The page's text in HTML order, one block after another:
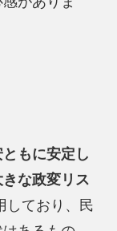
もに安定し
な政変リス
しており、民